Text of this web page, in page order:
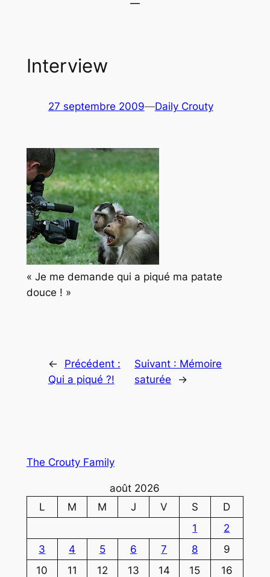
Interview
27 septembre 2009—Daily Crouty
« Je me demande qui a piqué ma patate
douce ! »
←
Précédent :
Qui a piqué ?!
Suivant : Mémoire
saturée
→
The Crouty Family
août 2026
L
M M J V S
D
1
2
3
4 5 6 7 8
9
10
11 12 13 14 15
16